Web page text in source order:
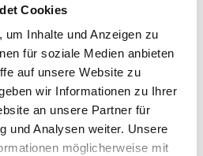
Cookies
Inhalte und Anzeigen zu
für soziale Medien anbieten
auf unsere Website zu
wir Informationen zu Ihrer
an unsere Partner für
und Analysen weiter. Unsere
möglicherweise mit
Product video
allen Cookies,um dieses